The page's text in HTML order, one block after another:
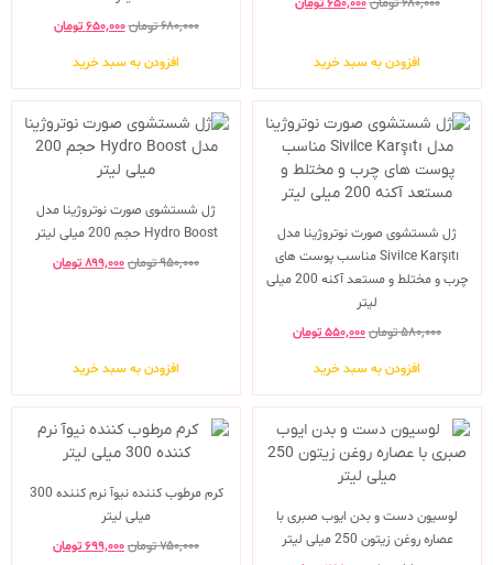
افزودن به سبد خرید
۶۸۰,۰۰۰تومان۶۵۰,۰۰۰ تومان
افزودن به سبد خرید
ژل شستشوی صورت نوتروژینا مدل
Sivilce Karşıtı مناسب پوست های
چرب و مختلط و مستعد آکنه 200 میلی
لیتر
۵۸۰,۰۰۰تومان۵۵۰,۰۰۰تومان
افزودن به سبد خرید
ژل شستشوی صورت نوتروژینا مدل
Hydro Boost حجم 200 میلی لیتر
۹۵۰,۰۰۰تومان۸۹۹,۰۰۰تومان
افزودن به سبد خرید
لوسیون دست و بدن ایوب صبری با
عصاره روغن زیتون 250 میلی لیتر
کرم مرطوب کننده نیوآ نرم کننده 300
میلی لیتر
۷۵۰,۰۰۰تومان۶۹۹,۰۰۰تومان